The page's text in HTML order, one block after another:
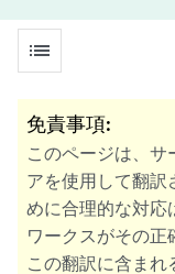
list
免責事項:
このページは、サ
アを使用して翻訳
めに合理的な対応
ワークスがその正
この翻訳に含まれ